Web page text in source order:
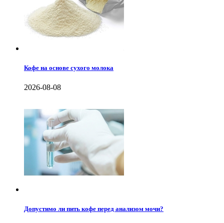
Кофе на основе сухого молока
2026-08-08
Допустимо ли пить кофе перед анализом мочи?